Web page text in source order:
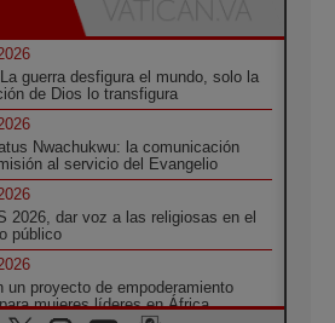
guerra desfigura el mundo, solo la
de Dios lo transfigura
Nwachukwu: la comunicación
al servicio del Evangelio
2026, dar voz a las religiosas en el
público
un proyecto de empoderamiento
mujeres líderes en África